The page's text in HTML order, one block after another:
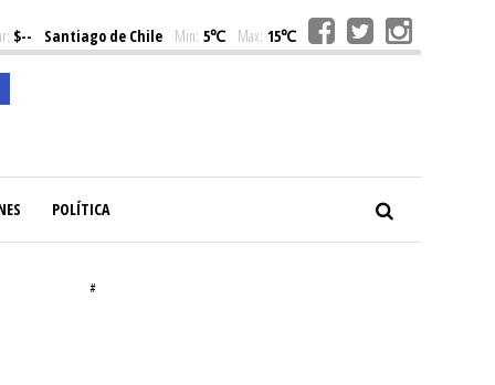
$-- Santiago de Chile Min: 5℃ Max: 15℃
POLÍTICA
#